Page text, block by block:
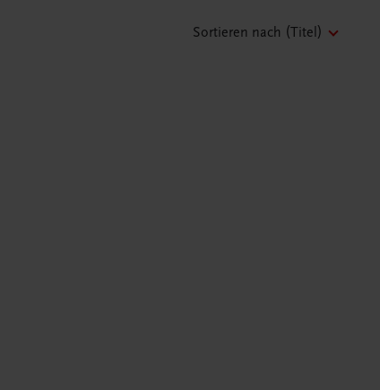
Sortieren nach (Titel)